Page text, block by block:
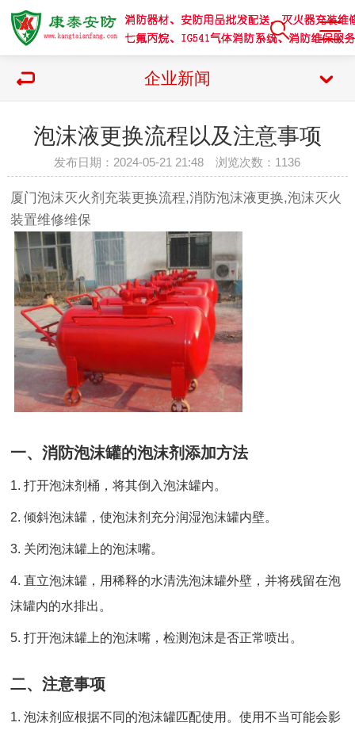
企业新闻
泡沫液更换流程以及注意事项
发布日期：2024-05-21 21:48 浏览次数： 1136
厦门泡沫灭火剂充装更换流程,消防泡沫液更换,泡沫灭火
装置维修维保
一、消防泡沫罐的泡沫剂添加方法
1. 打开泡沫剂桶，将其倒入泡沫罐内。
2. 倾斜泡沫罐，使泡沫剂充分润湿泡沫罐内壁。
3. 关闭泡沫罐上的泡沫嘴。
4. 直立泡沫罐，用稀释的水清洗泡沫罐外壁，并将残留在泡
沫罐内的水排出。
5. 打开泡沫罐上的泡沫嘴，检测泡沫是否正常喷出。
二、注意事项
1. 泡沫剂应根据不同的泡沫罐匹配使用。使用不当可能会影